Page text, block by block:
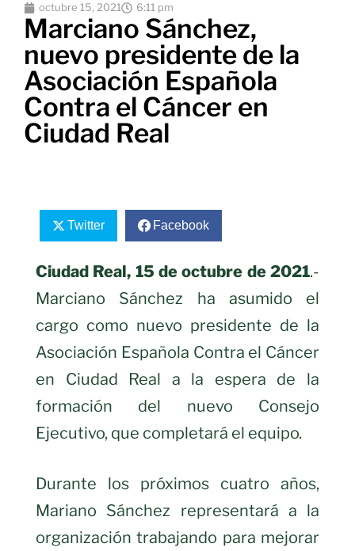
octubre 15, 2021 6:11 pm
Marciano Sánchez,
nuevo presidente de la
Asociación Española
Contra el Cáncer en
Ciudad Real
Twitter Facebook
Ciudad Real, 15 de octubre de 2021.-
Marciano Sánchez ha asumido el
cargo como nuevo presidente de la
Asociación Española Contra el Cáncer
en Ciudad Real a la espera de la
formación del nuevo Consejo
Ejecutivo, que completará el equipo.
Durante los próximos cuatro años,
Mariano Sánchez representará a la
organización trabajando para mejorar